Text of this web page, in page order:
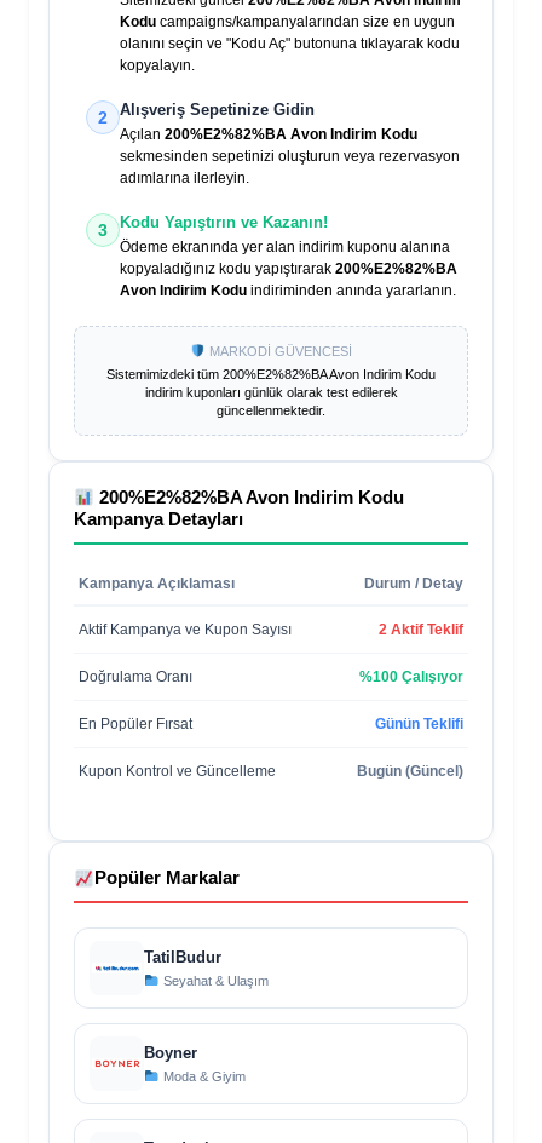
Kodu campaigns/kampanyalarından size en uygun
olanını seçin ve "Kodu Aç" butonuna tıklayarak kodu
kopyalayın.
2 Alışveriş Sepetinize Gidin
Açılan 200%E2%82%BA Avon Indirim Kodu
sekmesinden sepetinizi oluşturun veya rezervasyon
adımlarına ilerleyin.
3 Kodu Yapıştırın ve Kazanın!
Ödeme ekranında yer alan indirim kuponu alanına
kopyaladığınız kodu yapıştırarak 200%E2%82%BA
Avon Indirim Kodu indiriminden anında yararlanın.
MARKODİ GÜVENCESİ
Sistemimizdeki tüm 200%E2%82%BA Avon Indirim Kodu
indirim kuponları günlük olarak test edilerek
güncellenmektedir.
200%E2%82%BA Avon Indirim Kodu
Kampanya Detayları
Kampanya Açıklaması Durum / Detay
Aktif Kampanya ve Kupon Sayısı 2 Aktif Teklif
Doğrulama Oranı %100 Çalışıyor
En Popüler Fırsat Günün Teklifi
Kupon Kontrol ve Güncelleme Bugün (Güncel)
Popüler Markalar
TatilBudur
Seyahat & Ulaşım
Boyner
Moda & Giyim